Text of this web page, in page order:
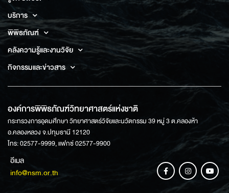
บริการ
พิพิธภัณฑ์
คลังความรู้และงานวิจัย
กิจกรรมและข่าวสาร
องค์การพิพิธภัณฑ์วิทยาศาสตร์แห่งชาติ
กระทรวงการอุดมศึกษา วิทยาศาสตร์วิจัยและนวัตกรรม 39 หมู่ 3 ต.คลองห้า
อ.คลองหลวง จ.ปทุมธานี 12120
โทร: 02577-9999, แฟกซ์ 02577-9900
อีเมล
info@nsm.or.th